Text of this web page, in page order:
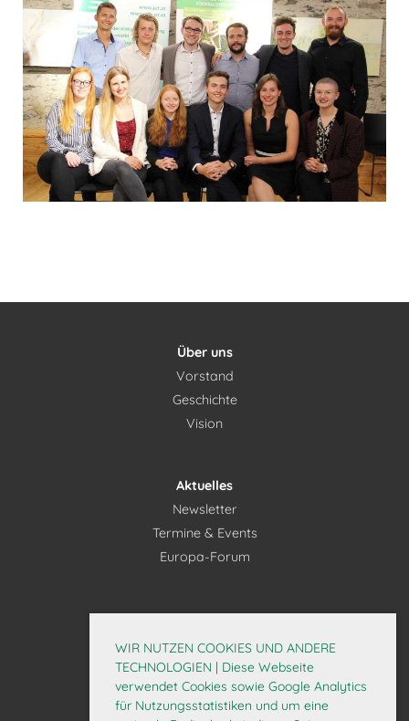
WIR NUTZEN COOKIES UND ANDERE
TECHNOLOGIEN | Diese Webseite
verwendet Cookies sowie Google Analytics
für Nutzungsstatistiken und um eine
Über uns
Vorstand
Geschichte
Vision
Aktuelles
Newsletter
Termine & Events
Europa-Forum
Mitglieder
Interner Bereich
Mitglied werden
Daten aktualisieren